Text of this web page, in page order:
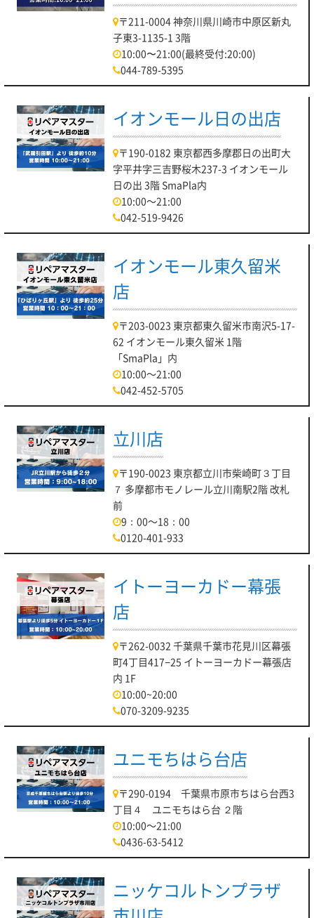
〒211-0004 神奈川県川崎市中原区新丸
子東3-1135-1 3階
10:00〜21:00(最終受付:20:00)
044-789-5395
イオンモール日の出店
〒190-0182 東京都西多摩郡日の出町大
字平井字三吉野桜木237-3 イオンモール
日の出 3階 SmaPla内
10:00～21:00
042-519-9426
イオンモール東久留米
店
〒203-0023 東京都東久留米市南沢5-17-
62 イオンモール東久留米 1階
「SmaPla」内
10:00～21:00
042-452-5705
立川店
〒190-0023 東京都立川市柴崎町３丁目
７ 多摩都市モノレール立川南駅2階 改札
前
9：00～18：00
0120-401-933
イトーヨーカドー幕張
店
〒262-0032 千葉県千葉市花見川区幕張
町4丁目417−25 イトーヨーカドー幕張店
内 1F
10:00~20:00
070-3209-9235
ユニモちはら台店
〒290-0194 千葉県市原市ちはら台西3
丁目４ ユニモちはら台 ２階
10:00～21:00
0436-63-5412
ニッケコルトンプラザ